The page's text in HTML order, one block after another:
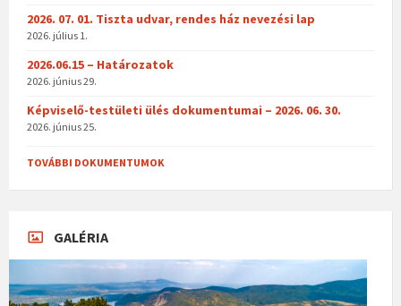
2026. 07. 01. Tiszta udvar, rendes ház nevezési lap
2026. július 1.
2026.06.15 – Határozatok
2026. június 29.
Képviselő-testületi ülés dokumentumai – 2026. 06. 30.
2026. június 25.
TOVÁBBI DOKUMENTUMOK
GALÉRIA